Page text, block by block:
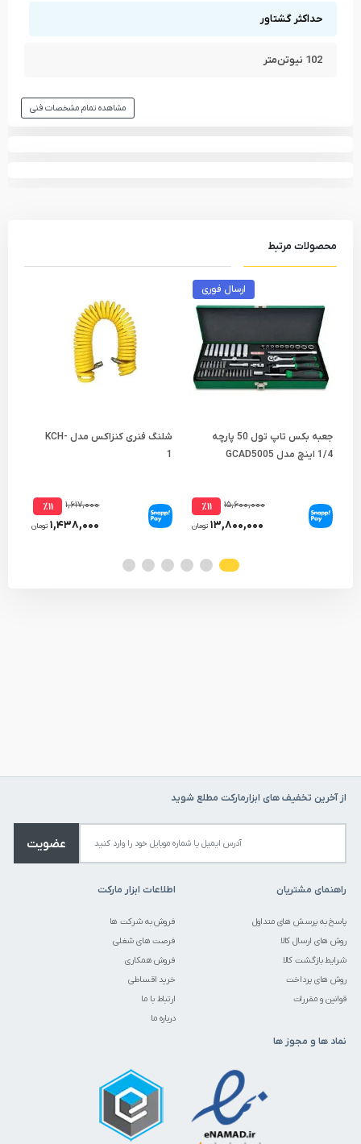
حداکثر گشتاور
102 نیوتن‌متر
مشاهده تمام مشخصات فنی
محصولات مرتبط
ارسال فوری
جعبه بکس تاپ تول 50 پارچه
1/4 اینچ مدل GCAD5005
۱۵,۶۰۰,۰۰۰ ٪۱۱
۱۳,۸۰۰,۰۰۰ تومان
شلنگ فنری کنزاکس مدل KCH-
1
۱,۶۱۷,۰۰۰ ٪۱۱
۱,۴۳۸,۰۰۰ تومان
از آخرین تخفیف های ابزارمارکت مطلع شوید
عضویت
راهنمای مشتریان
پاسخ به پرسش های متداول
روش های ارسال کالا
شرایط بازگشت کالا
روش های پرداخت
قوانین و مقررات
اطلاعات ابزار مارکت
فروش به شرکت ها
فرصت های شغلی
فروش همکاری
خرید اقساطی
ارتباط با ما
درباره ما
نماد ها و مجوز ها